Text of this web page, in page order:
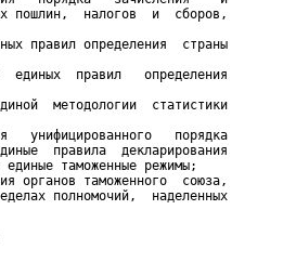
пошлин,  налогов  и  сборов,
правил определения  страны
единых  правил   определения
методологии  статистики
унифицированного   порядка
правила  декларирования
таможенные режимы;
органов таможенного  союза,
полномочий,  наделенных